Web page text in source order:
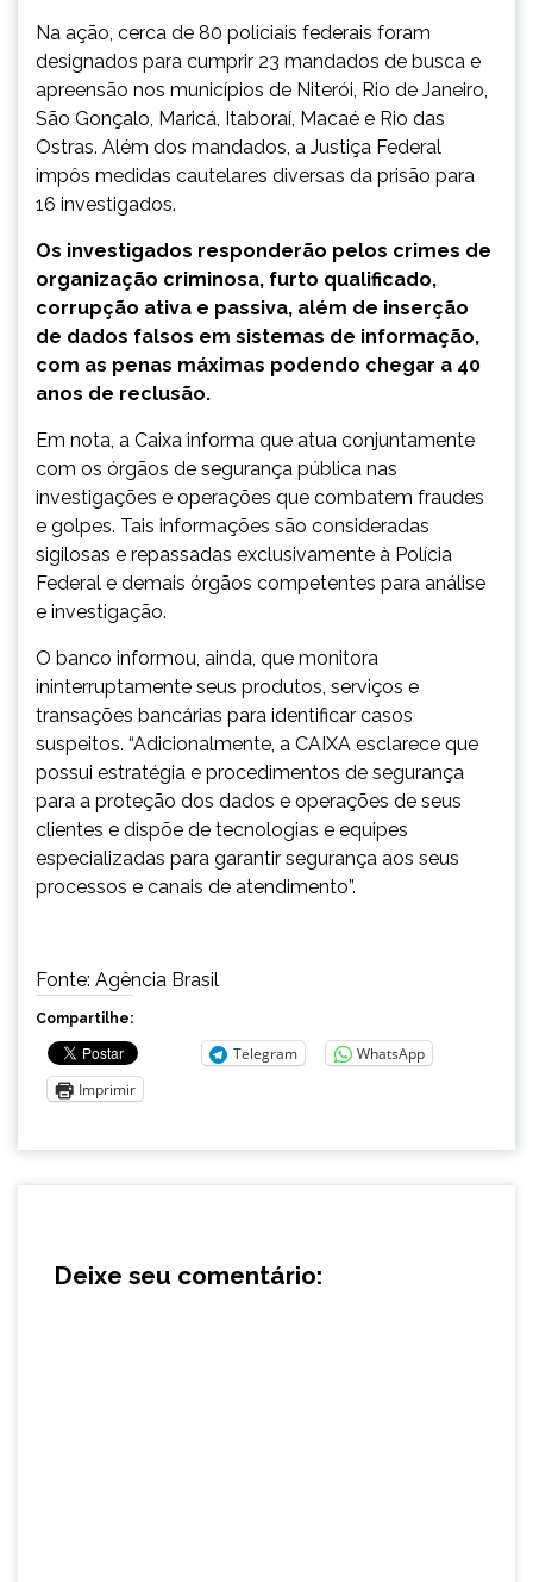
Na ação, cerca de 80 policiais federais foram
designados para cumprir 23 mandados de busca e
apreensão nos municípios de Niterói, Rio de Janeiro,
São Gonçalo, Maricá, Itaboraí, Macaé e Rio das
Ostras. Além dos mandados, a Justiça Federal
impôs medidas cautelares diversas da prisão para
16 investigados.
Os investigados responderão pelos crimes de
organização criminosa, furto qualificado,
corrupção ativa e passiva, além de inserção
de dados falsos em sistemas de informação,
com as penas máximas podendo chegar a 40
anos de reclusão.
Em nota, a Caixa informa que atua conjuntamente
com os órgãos de segurança pública nas
investigações e operações que combatem fraudes
e golpes. Tais informações são consideradas
sigilosas e repassadas exclusivamente à Polícia
Federal e demais órgãos competentes para análise
e investigação.
O banco informou, ainda, que monitora
ininterruptamente seus produtos, serviços e
transações bancárias para identificar casos
suspeitos. “Adicionalmente, a CAIXA esclarece que
possui estratégia e procedimentos de segurança
para a proteção dos dados e operações de seus
clientes e dispõe de tecnologias e equipes
especializadas para garantir segurança aos seus
processos e canais de atendimento”.
Fonte: Agência Brasil
Compartilhe:
Telegram
WhatsApp
Imprimir
Deixe seu comentário: